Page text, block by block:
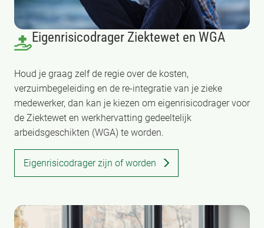
Eigenrisicodrager Ziektewet en WGA
Houd je graag zelf de regie over de kosten,
verzuimbegeleiding en de re-integratie van je zieke
medewerker, dan kan je kiezen om eigenrisicodrager voor
de Ziektewet en werkhervatting gedeeltelijk
arbeidsgeschikten (WGA) te worden.
Eigenrisicodrager zijn of worden